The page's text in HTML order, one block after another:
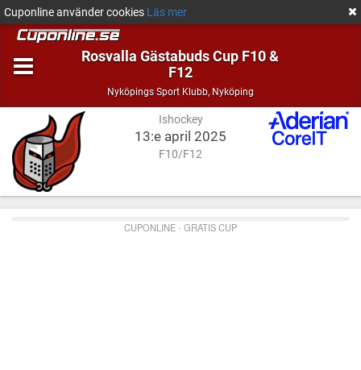
Cuponline använder cookies Läs mer
Rosvalla Gästabuds Cup F10 &
F12
Nyköpings Sport Klubb, Ishockey
NyköpingNyköping
Ishockey
13:e april 2025
F10/F12
CUPONLINE - GRATIS CUP